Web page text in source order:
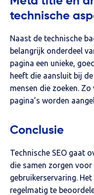
technische
Naast de technische
belangrijk onderdeel
pagina een unieke,
heeft die aansluit bij
mensen die zoeken.
pagina’s worden
Conclusie
Technische SEO gaat
die samen zorgen
gebruikerservaring.
regelmatig te